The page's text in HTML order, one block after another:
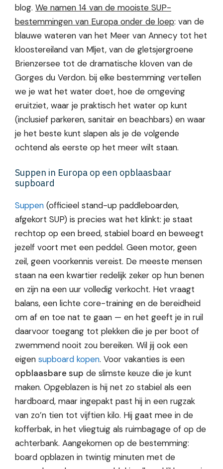
blog. We namen 14 van de mooiste SUP-
bestemmingen van Europa onder de loep: van de
blauwe wateren van het Meer van Annecy tot het
kloostereiland van Mljet, van de gletsjergroene
Brienzersee tot de dramatische kloven van de
Gorges du Verdon. bij elke bestemming vertellen
we je wat het water doet, hoe de omgeving
eruitziet, waar je praktisch het water op kunt
(inclusief parkeren, sanitair en beachbars) en waar
je het beste kunt slapen als je de volgende
ochtend als eerste op het meer wilt staan.
Suppen in Europa op een opblaasbaar
supboard
Suppen (officieel stand-up paddleboarden,
afgekort SUP) is precies wat het klinkt: je staat
rechtop op een breed, stabiel board en beweegt
jezelf voort met een peddel. Geen motor, geen
zeil, geen voorkennis vereist. De meeste mensen
staan na een kwartier redelijk zeker op hun benen
en zijn na een uur volledig verkocht. Het vraagt
balans, een lichte core-training en de bereidheid
om af en toe nat te gaan — en het geeft je in ruil
daarvoor toegang tot plekken die je per boot of
zwemmend nooit zou bereiken. Wil jij ook een
eigen supboard kopen. Voor vakanties is een
opblaasbare sup de slimste keuze die je kunt
maken. Opgeblazen is hij net zo stabiel als een
hardboard, maar ingepakt past hij in een rugzak
van zo’n tien tot vijftien kilo. Hij gaat mee in de
kofferbak, in het vliegtuig als ruimbagage of op de
achterbank. Aangekomen op de bestemming:
board opblazen in twintig minuten met de